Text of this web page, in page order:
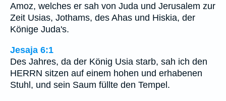
Amoz, welches er sah von Juda und Jerusalem zur
Zeit Usias, Jothams, des Ahas und Hiskia, der
Könige Juda's.
Jesaja 6:1
Des Jahres, da der König Usia starb, sah ich den
HERRN sitzen auf einem hohen und erhabenen
Stuhl, und sein Saum füllte den Tempel.